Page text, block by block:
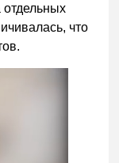
отдельных
что